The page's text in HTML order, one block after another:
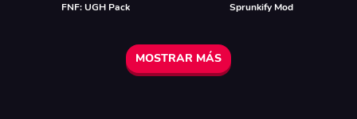
FNF: UGH Pack Sprunkify Mod
MOSTRAR MÁS